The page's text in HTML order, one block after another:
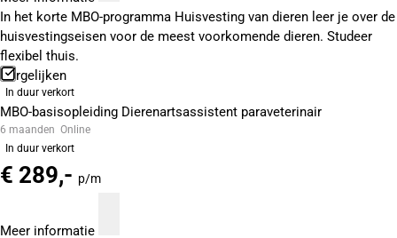
In het korte MBO-programma Huisvesting van dieren leer je over de
huisvestingseisen voor de meest voorkomende dieren. Studeer
flexibel thuis.
Vergelijken
In duur verkort
MBO-basisopleiding Dierenartsassistent paraveterinair
6 maanden Online
In duur verkort
€ 289,- p/m
Meer informatie